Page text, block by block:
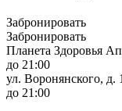
Забронировать
Забронировать
Планета Здоровья
до 21:00
ул. Воронянского,
до 21:00